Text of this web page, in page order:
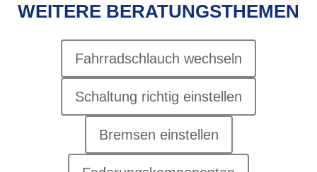
WEITERE BERATUNGSTHEMEN
Fahrradschlauch wechseln
Schaltung richtig einstellen
Bremsen einstellen